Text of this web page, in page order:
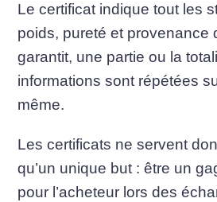
Le certificat indique tout les
poids, pureté et provenance
garantit, une partie ou la
informations sont répétées
même.
Les certificats ne servent
qu’un unique but : être un
pour l’acheteur lors des